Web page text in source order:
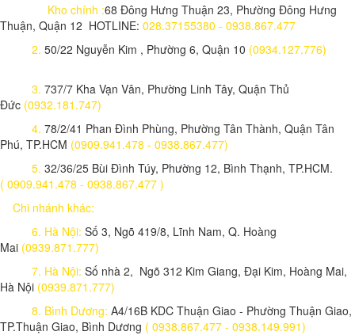
Kho chính :68 Đông Hưng Thuận 23, Phường Đông Hưng
Thuận, Quận 12 HOTLINE: 028.37155380 - 0938.867.477
2. 50/22 Nguyễn Kim , Phường 6, Quận 10 (0934.127.776)
3. 737/7 Kha Vạn Vân, Phường Linh Tây, Quận Thủ
Đức (0932.181.747)
4. 78/2/41 Phan Đình Phùng, Phường Tân Thành, Quận Tân
Phú, TP.HCM (0909.941.478 - 0938.867.477)
5. 32/36/25 Bùi Đình Túy, Phường 12, Bình Thạnh, TP.HCM.
( 0909.941.478 - 0938.867.477 )
Chi nhánh khác:
6. Hà Nội: Số 3, Ngõ 419/8, Lĩnh Nam, Q. Hoàng
Mai (0939.871.777)
7. Hà Nội: Số nhà 2, Ngõ 312 Kim Giang, Đại Kim, Hoàng Mai,
Hà Nội (0939.871.777)
8. Bình Dương: A4/16B KDC Thuận Giao - Phường Thuận Giao,
TP.Thuận Giao, Bình Dương ( 0938.867.477 - 0938.149.991)